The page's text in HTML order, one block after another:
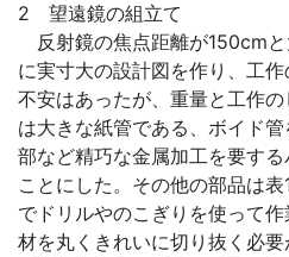
2 望遠鏡の組立て
反射鏡の焦点距離が150cm
に実寸大の設計図を作り、工
不安はあったが、重量と工作
は大きな紙管である、ボイド
部など精巧な金属加工を要す
ことにした。その他の部品は
でドリルやのこぎりを使って
材を丸くきれいに切り抜く必